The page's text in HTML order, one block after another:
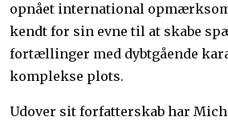
opnået international
kendt for sin evne til at skabe
fortællinger med dybtgående
komplekse plots.
Udover sit forfatterskab har